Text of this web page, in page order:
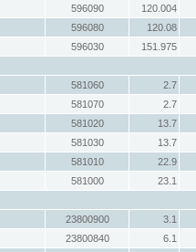
596090
120.004
596080
120.08
596030
151.975
581060
2.7
581070
2.7
581020
13.7
581030
13.7
581010
22.9
581000
23.1
23800900
3.1
23800840
6.1